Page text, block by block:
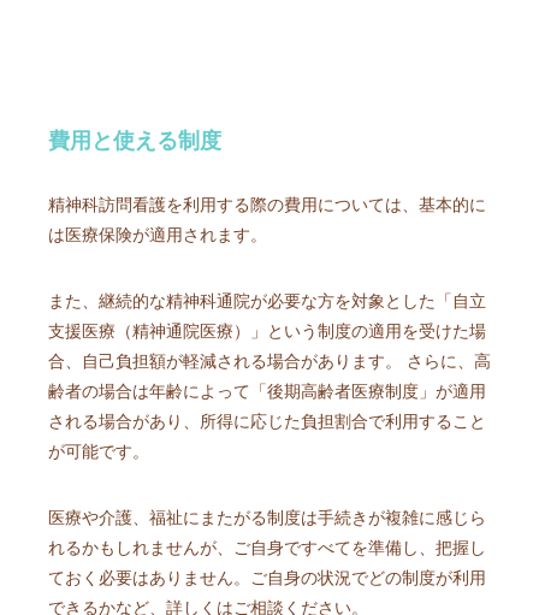
費用と使える制度
精神科訪問看護を利用する際の費用については、基本的に
は医療保険が適用されます。
また、継続的な精神科通院が必要な方を対象とした「自立
支援医療（精神通院医療）」という制度の適用を受けた場
合、自己負担額が軽減される場合があります。 さらに、高
齢者の場合は年齢によって「後期高齢者医療制度」が適用
される場合があり、所得に応じた負担割合で利用すること
が可能です。
医療や介護、福祉にまたがる制度は手続きが複雑に感じら
れるかもしれませんが、ご自身ですべてを準備し、把握し
ておく必要はありません。ご自身の状況でどの制度が利用
できるかなど、詳しくはご相談ください。